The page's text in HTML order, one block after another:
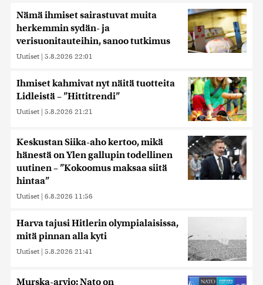
Nämä ihmiset sairastuvat muita
herkemmin sydän- ja
verisuonitauteihin, sanoo tutkimus
Uutiset | 5.8.2026 22:01
Ihmiset kahmivat nyt näitä tuotteita
Lidleistä – ”Hittitrendi”
Uutiset | 5.8.2026 21:21
Keskustan Siika-aho kertoo, mikä
hänestä on Ylen gallupin todellinen
uutinen – ”Kokoomus maksaa siitä
hintaa”
Uutiset | 6.8.2026 11:56
Harva tajusi Hitlerin olympialaisissa,
mitä pinnan alla kyti
Uutiset | 5.8.2026 21:41
Murska-arvio: Nato on